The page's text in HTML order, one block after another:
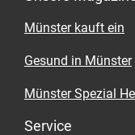
ungestört und
Münster kauft ein
Gesund in Münster
Münster Spezial
Service